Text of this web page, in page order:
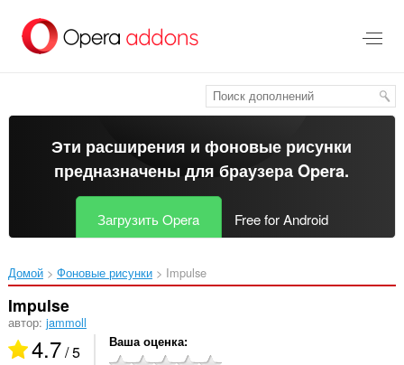
перейти
Эти расширения и фоновые рисунки
предназначены длябраузера Opera.
Загрузить Opera Free for Android
Домой Фоновые рисунки Impulse‎
Impulse
автор: jammoll
4.7/ 5 Ваша оценка